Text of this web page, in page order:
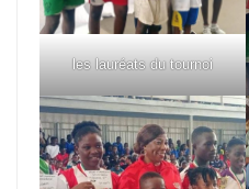
les lauréats du tournoi